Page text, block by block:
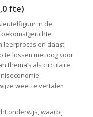
fte)
in de
leerproces en daagt
te lossen met oog voor
thema’s als circulaire
–
weet te vertalen
onderwijs, waarbij